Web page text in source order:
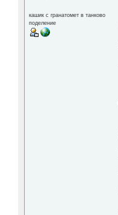
кашик с гранатомет в танково
поделение